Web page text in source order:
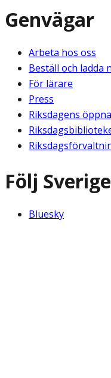
Genvägar
Arbeta hos oss
Beställ och ladda
För lärare
Press
Riksdagens
Följ
Bluesky